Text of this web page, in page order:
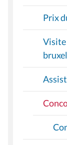
Prix
Visite